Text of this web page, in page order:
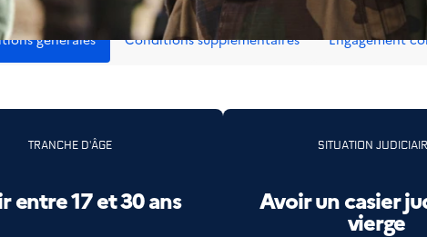
générales Conditions supplémentaires Engagement
entre 17 et 30 ans
TRANCHE D'ÂGE
Avoir un casier
vierge
SITUATION